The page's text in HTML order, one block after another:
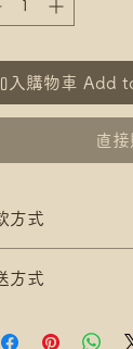
入購物車 Add
直
方式
擇 Payme/
後把付款憑證發
方式